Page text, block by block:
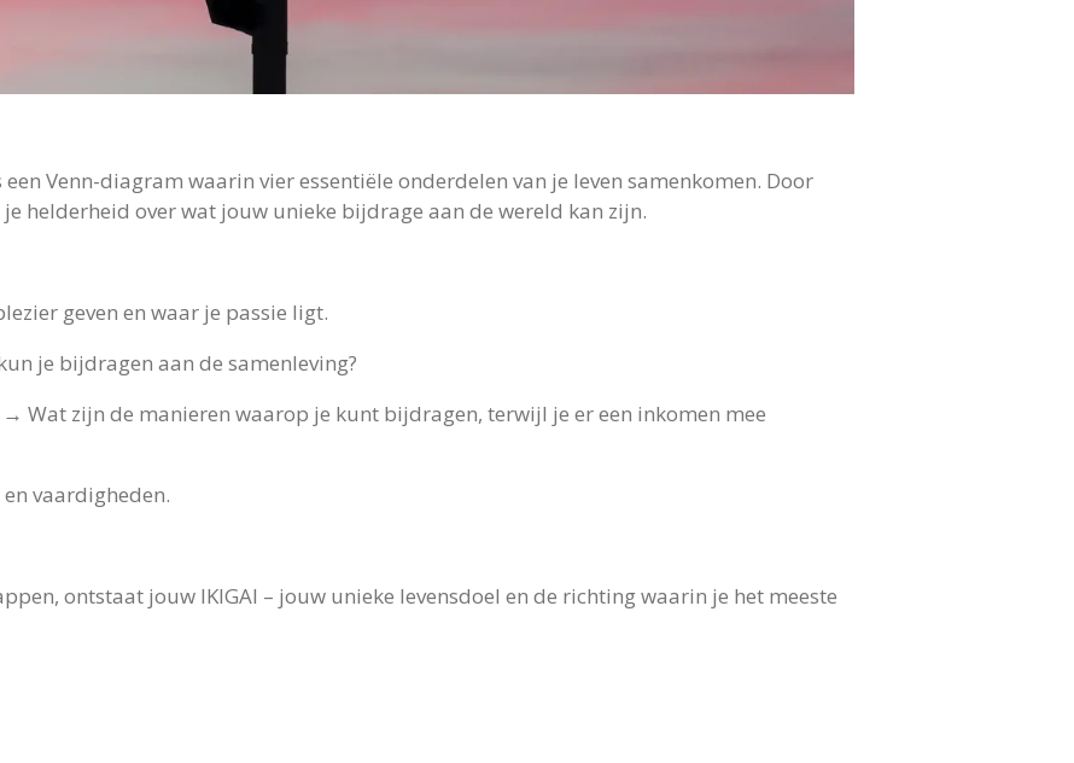
een Venn-diagram waarin vier essentiële onderdelen van je leven samenkomen. Door
helderheid over wat jouw unieke bijdrage aan de wereld kan zijn.
geven en waar je passie ligt.
je bijdragen aan de samenleving?
Wat zijn de manieren waarop je kunt bijdragen, terwijl je er een inkomen mee
vaardigheden.
ontstaat jouw IKIGAI – jouw unieke levensdoel en de richting waarin je het meeste